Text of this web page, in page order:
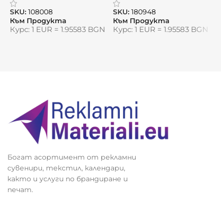
Многократна употреба с лесна смяна на
батерията
Подходяща за подарък, декорация или
SKU: 108008
Към Продукта
Курс: 1 EUR = 1.95583 BGN
„Стома“
SKU: 180948
Към Продукта
Курс: 1 EUR = 1.95583 BGN
Богат асортимент от рекламни
сувенири, текстил, календари,
както и услуги по брандиране и
печат.